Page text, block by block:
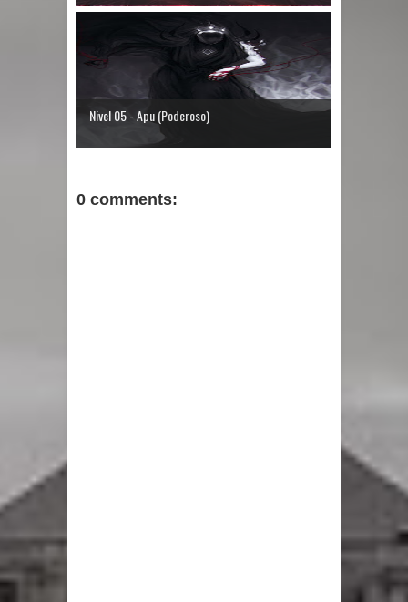
Nivel 05 - Apu (Poderoso)
0 comments: